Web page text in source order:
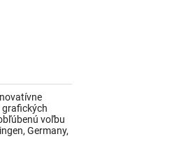
grafických
voľbu
Germany,